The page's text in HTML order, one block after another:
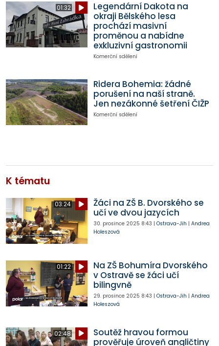
01:32
Legendární Dakota na
okraji Bělského lesa
prochází masivní
proměnou a nabídne
exkluzivní gastronomii
Komerční sdělení
Ridera Bohemia: žádné
porušení na naší straně.
Jen nezákonné šetření ČIŽP
Komerční sdělení
K tématu
03:24
Žáci na ZŠ B. Dvorského se
učí ve dvou jazycích
30. prosince 2025 8:43 | Ostrava-Jih | Andrea
Holeszová
01:22
Na ZŠ Bohumíra Dvorského
v Ostravě se žáci učí
bilingvně
29. prosince 2025 8:43 | Ostrava-Jih | Andrea
Holeszová
02:48
Soutěž hravou formou
prověřuje úroveň angličtiny